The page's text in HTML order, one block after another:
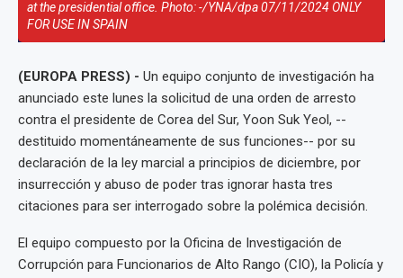
at the presidential office. Photo: -/YNA/dpa 07/11/2024 ONLY
FOR USE IN SPAIN
(EUROPA PRESS) - Un equipo conjunto de investigación ha
anunciado este lunes la solicitud de una orden de arresto
contra el presidente de Corea del Sur, Yoon Suk Yeol, --
destituido momentáneamente de sus funciones-- por su
declaración de la ley marcial a principios de diciembre, por
insurrección y abuso de poder tras ignorar hasta tres
citaciones para ser interrogado sobre la polémica decisión.
El equipo compuesto por la Oficina de Investigación de
Corrupción para Funcionarios de Alto Rango (CIO), la Policía y